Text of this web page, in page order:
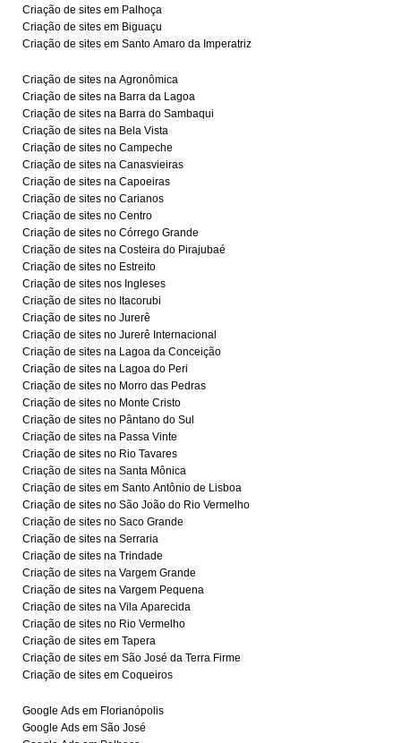
Criação de sites em Palhoça
Criação de sites em Biguaçu
Criação de sites em Santo Amaro da Imperatriz
Criação de sites na Agronômica
Criação de sites na Barra da Lagoa
Criação de sites na Barra do Sambaqui
Criação de sites na Bela Vista
Criação de sites no Campeche
Criação de sites na Canasvieiras
Criação de sites na Capoeiras
Criação de sites no Carianos
Criação de sites no Centro
Criação de sites no Córrego Grande
Criação de sites na Costeira do Pirajubaé
Criação de sites no Estreito
Criação de sites nos Ingleses
Criação de sites no Itacorubi
Criação de sites no Jurerê
Criação de sites no Jurerê Internacional
Criação de sites na Lagoa da Conceição
Criação de sites na Lagoa do Peri
Criação de sites no Morro das Pedras
Criação de sites no Monte Cristo
Criação de sites no Pântano do Sul
Criação de sites na Passa Vinte
Criação de sites no Rio Tavares
Criação de sites na Santa Mônica
Criação de sites em Santo Antônio de Lisboa
Criação de sites no São João do Rio Vermelho
Criação de sites no Saco Grande
Criação de sites na Serraria
Criação de sites na Trindade
Criação de sites na Vargem Grande
Criação de sites na Vargem Pequena
Criação de sites na Vila Aparecida
Criação de sites no Rio Vermelho
Criação de sites em Tapera
Criação de sites em São José da Terra Firme
Criação de sites em Coqueiros
Google Ads em Florianópolis
Google Ads em São José